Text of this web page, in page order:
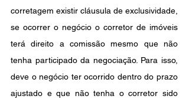
corretagem existir cláusula de exclusividade,
se ocorrer o negócio o corretor de imóveis
terá direito a comissão mesmo que não
tenha participado da negociação. Para isso,
deve o negócio ter ocorrido dentro do prazo
ajustado e que não tenha o corretor sido